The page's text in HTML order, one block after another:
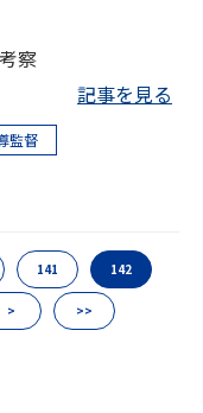
察
記事を見る
監督
141 142
> >>